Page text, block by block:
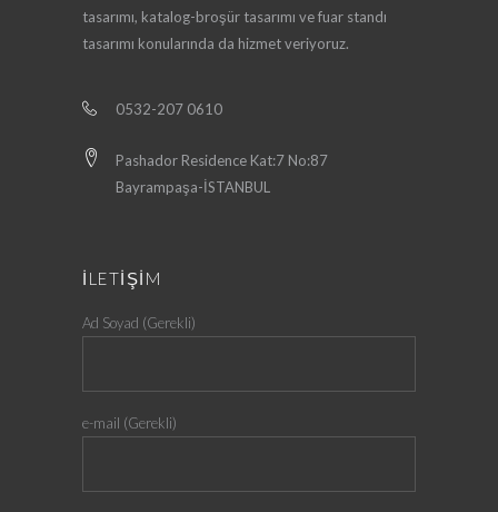
tasarımı, katalog-broşür tasarımı ve fuar standı
tasarımı konularında da hizmet veriyoruz.
0532-207 0610
Pashador Residence Kat:7 No:87
Bayrampaşa-İSTANBUL
İLETİŞİM
Ad Soyad (Gerekli)
e-mail (Gerekli)